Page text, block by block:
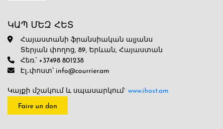
ԿԱՊ ՄԵԶ ՀԵՏ
Հայաստանի ֆրանսիական ալյանս
Տերյան փողոց, 89, Երևան, Հայաստան
Հեռ.՝ +37498 801238
Էլ․փոստ՝ info@courrier.am
Կայքի մշակում և սպասարկում` www.ihost.am
Faire un don